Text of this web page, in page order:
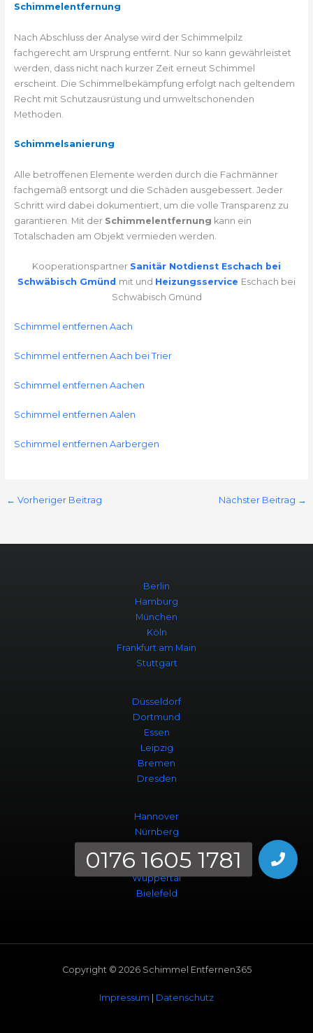
Schimmelentfernung
Nach Abschluss der Analyse wird der Schimmelpilz
fachgerecht am Ursprung entfernt. Nur so kann gewährleistet
werden, dass nicht nach kurzer Zeit erneut Schimmel
erscheint. Die Schimmelbekämpfung erfolgt nach geltendem
Recht mit Schutzausrüstung und umweltschonenden
Methoden.
Schimmelsanierung
Alle betroffenen Elemente werden durch die Fachmänner
fachgemäß entsorgt und die Schäden ausgebessert. Jeder
Schritt wird dabei dokumentiert, um die volle Transparenz zu
garantieren. Mit der Schimmelentfernung kann ein
Totalschaden am Objekt vermieden werden.
Kooperationspartner Sanitär Notdienst Eschach bei
Schwäbisch Gmünd mit und Heizungsservice Eschach bei
Schwäbisch Gmünd
Schimmel entfernen Aach
Schimmel entfernen Aach bei Trier
Schimmel entfernen Aachen
Schimmel entfernen Aalen
Schimmel entfernen Aarbergen
← Vorheriger Beitrag Nächster Beitrag →
Berlin
Hamburg
München
Köln
Frankfurt am Main
Stuttgart
Düsseldorf
Dortmund
Essen
Leipzig
Bremen
Dresden
Hannover
Nürnberg
Bochum
Wuppertal
Bielefeld
Copyright © 2026 Schimmel Entfernen365
Impressum | Datenschutz